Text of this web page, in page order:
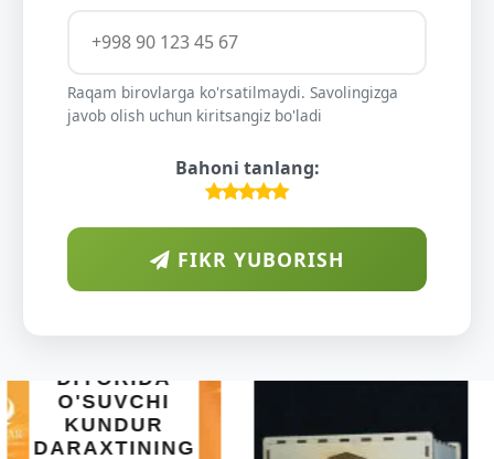
Raqam birovlarga ko'rsatilmaydi. Savolingizga
javob olish uchun kiritsangiz bo'ladi
Bahoni tanlang:
FIKR YUBORISH